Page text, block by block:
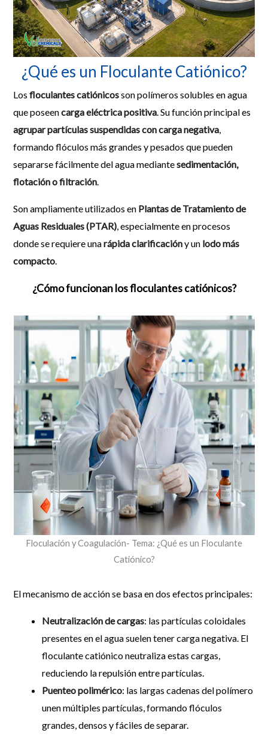
¿Qué es un Floculante Catiónico?
Losfloculantes catiónicosson polímeros solubles en agua
que poseencarga eléctrica positiva. Su función principal es
agrupar partículas suspendidas con carga negativa,
formando flóculos más grandes y pesados que pueden
separarse fácilmente del agua mediantesedimentación,
flotación o filtración.
Son ampliamente utilizados en Plantas de Tratamiento de
Aguas Residuales (PTAR), especialmente en procesos
donde se requiere unarápida clarificacióny un lodo más
compacto.
¿Cómo funcionan los floculantes catiónicos?
Floculación y Coagulación- Tema: ¿Qué es un Floculante
Catiónico?
El mecanismo de acción se basa en dos efectos principales:
Neutralización de cargas: las partículas coloidales
presentes en el agua suelen tener carga negativa. El
floculante catiónico neutraliza estas cargas,
reduciendo la repulsión entre partículas.
Puenteo polimérico: las largas cadenas del polímero
unen múltiples partículas, formando flóculos
grandes, densos y fáciles de separar.